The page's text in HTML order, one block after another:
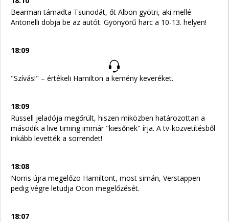
Bearman támadta Tsunodát, őt Albon gyötri, aki mellé
Antonelli dobja be az autót. Gyönyörű harc a 10-13. helyen!
18:09
"Szívás!" – értékeli Hamilton a kemény keveréket.
18:09
Russell jeladója megőrült, hiszen miközben határozottan a
második a live timing immár "kiesőnek" írja. A tv-közvetítésből
inkább levették a sorrendet!
18:08
Norris újra megelőzo Hamiltont, most simán, Verstappen
pedig végre letudja Ocon megelőzését.
18:07